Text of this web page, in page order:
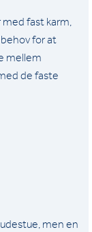
med fast karm,
for at
mellem
de faste
men en